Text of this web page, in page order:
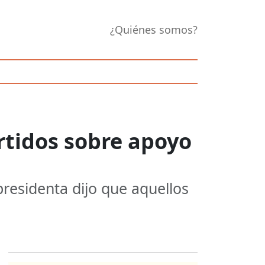
¿Quiénes somos?
sobre apoyo
dijo que aquellos